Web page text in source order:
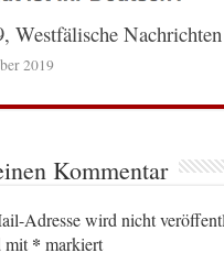
Westfälische Nachrichten
2019
Kommentar
Adresse wird nicht
mit* markiert